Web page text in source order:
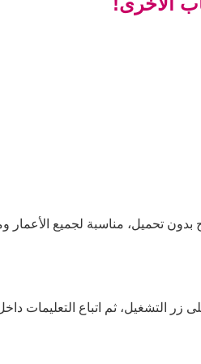
تحميل، مناسبة لجميع الأعمار
التشغيل، ثم اتباع التعليمات داخل